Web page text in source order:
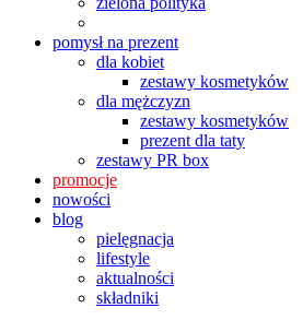
pomysł na prezent
dla kobiet
zestawy kosmetyków
dla mężczyzn
zestawy kosmetyków
prezent dla taty
zestawy PR box
promocje
nowości
blog
pielęgnacja
lifestyle
aktualności
składniki